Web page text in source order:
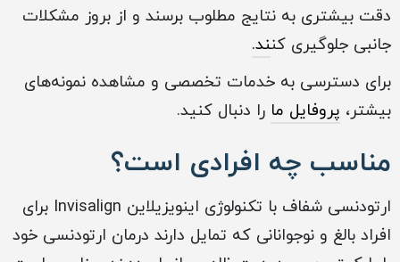
دقت بیشتری به نتایج مطلوب برسند و از بروز مشکلات
جانبی جلوگیری کنند.
برای دسترسی به خدمات تخصصی و مشاهده نمونه‌های
بیشتر، پروفایل ما را دنبال کنید.
مناسب چه افرادی است؟
ارتودنسی شفاف با تکنولوژی اینویزیلاین Invisalign برای
افراد بالغ و نوجوانانی که تمایل دارند درمان ارتودنسی خود